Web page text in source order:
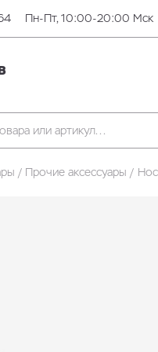
Пн-Пт, 10:00-20:00 Мск
Прочие аксессуары